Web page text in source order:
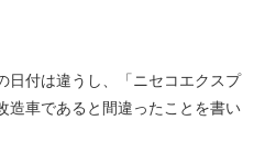
日付は違うし、「ニセコエクスプ
造車であると間違ったことを書い